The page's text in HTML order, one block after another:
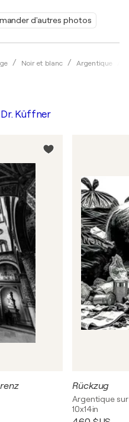
d'autres photos
Noir et blanc Argentique
Küffner
Rückzug
Argentique
10x14in